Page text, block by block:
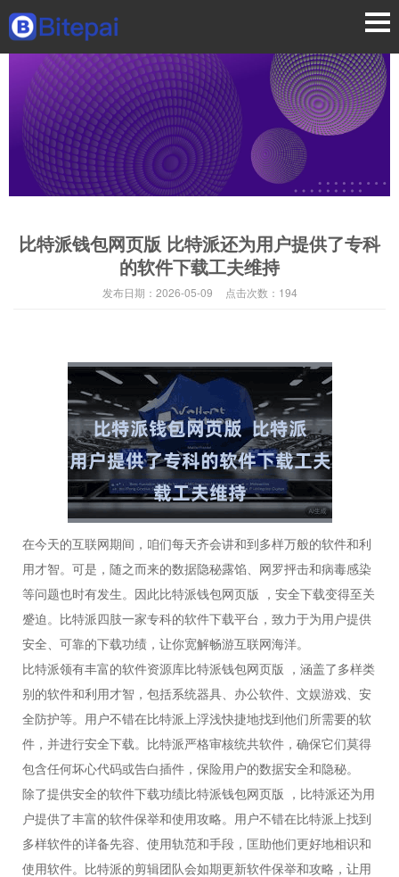
比特派钱包网页版 比特派还为用户提供了专科
的软件下载工夫维持
发布日期： 2026-05-09 点击次数： 194
在今天的互联网期间，咱们每天齐会讲和到多样万般的软件和利
用才智。可是，随之而来的数据隐秘露馅、网罗抨击和病毒感染
等问题也时有发生。因此比特派钱包网页版 ，安全下载变得至关
蹙迫。比特派四肢一家专科的软件下载平台，致力于为用户提供
安全、可靠的下载功绩，让你宽解畅游互联网海洋。
比特派领有丰富的软件资源库比特派钱包网页版 ，涵盖了多样类
别的软件和利用才智，包括系统器具、办公软件、文娱游戏、安
全防护等。用户不错在比特派上浮浅快捷地找到他们所需要的软
件，并进行安全下载。比特派严格审核统共软件，确保它们莫得
包含任何坏心代码或告白插件，保险用户的数据安全和隐秘。
除了提供安全的软件下载功绩比特派钱包网页版 ，比特派还为用
户提供了丰富的软件保举和使用攻略。用户不错在比特派上找到
多样软件的详备先容、使用轨范和手段，匡助他们更好地相识和
使用软件。比特派的剪辑团队会如期更新软件保举和攻略，让用